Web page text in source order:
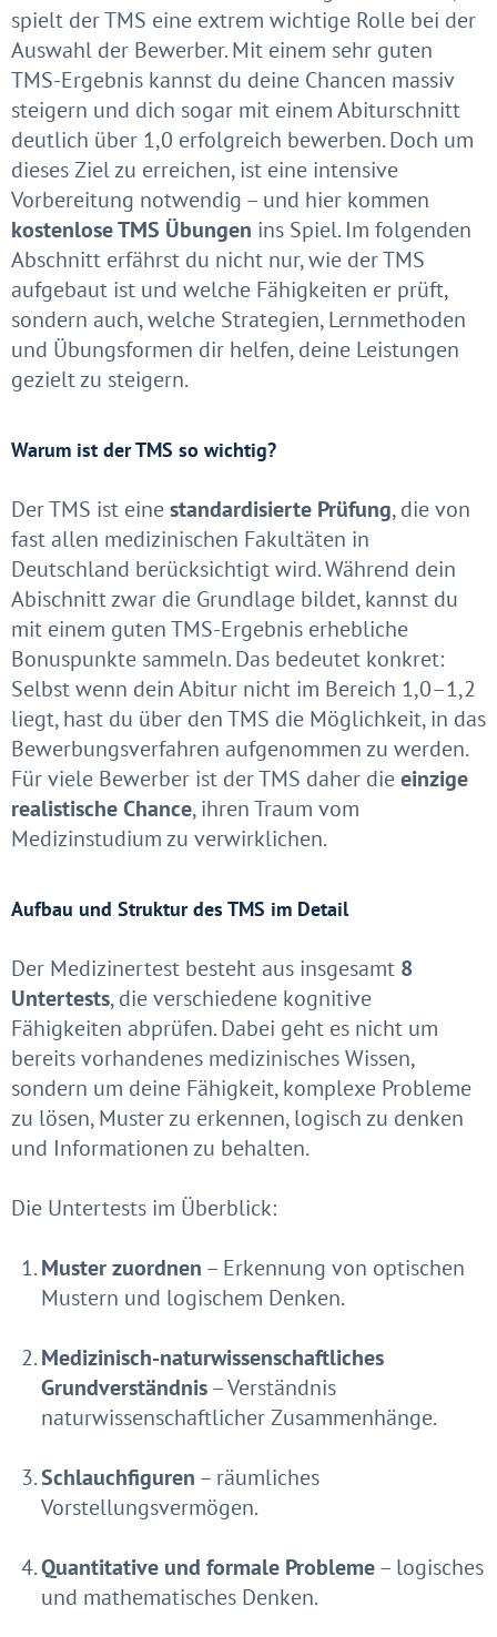
spielt der TMS eine extrem wichtige Rolle bei der
Auswahl der Bewerber. Mit einem sehr guten
TMS-Ergebnis kannst du deine Chancen massiv
steigern und dich sogar mit einem Abiturschnitt
deutlich über 1,0 erfolgreich bewerben. Doch um
dieses Ziel zu erreichen, ist eine intensive
Vorbereitung notwendig – und hier kommen
kostenlose TMS Übungen ins Spiel. Im folgenden
Abschnitt erfährst du nicht nur, wie der TMS
aufgebaut ist und welche Fähigkeiten er prüft,
sondern auch, welche Strategien, Lernmethoden
und Übungsformen dir helfen, deine Leistungen
gezielt zu steigern.
Warum ist der TMS so wichtig?
Der TMS ist einestandardisierte Prüfung, die von
fast allen medizinischen Fakultäten in
Deutschland berücksichtigt wird. Während dein
Abischnitt zwar die Grundlage bildet, kannst du
mit einem guten TMS-Ergebnis erhebliche
Bonuspunkte sammeln. Das bedeutet konkret:
Selbst wenn dein Abitur nicht im Bereich 1,0–1,2
liegt, hast du über den TMS die Möglichkeit, in das
Bewerbungsverfahren aufgenommen zu werden.
Für viele Bewerber ist der TMS daher dieeinzige
realistische Chance, ihren Traum vom
Medizinstudium zu verwirklichen.
Aufbau und Struktur des TMS im Detail
Der Medizinertest besteht aus insgesamt 8
Untertests, die verschiedene kognitive
Fähigkeiten abprüfen. Dabei geht es nicht um
bereits vorhandenes medizinisches Wissen,
sondern um deine Fähigkeit, komplexe Probleme
zu lösen, Muster zu erkennen, logisch zu denken
und Informationen zu behalten.
Die Untertests im Überblick:
Muster zuordnen – Erkennung von optischen
Mustern und logischem Denken.
Medizinisch-naturwissenschaftliches
Grundverständnis– Verständnis
naturwissenschaftlicher Zusammenhänge.
Schlauchfiguren – räumliches
Vorstellungsvermögen.
Quantitative und formale Probleme– logisches
und mathematisches Denken.